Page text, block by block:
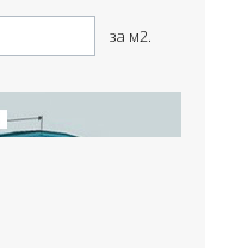
за м2.